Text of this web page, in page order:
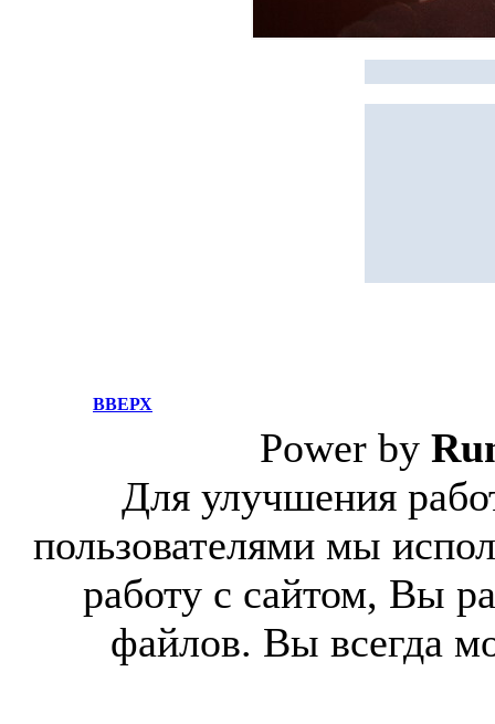
ВВЕРХ
Power by
Для улучшения
пользователями мы
работу с сайтом, Вы
файлов. Вы всегда